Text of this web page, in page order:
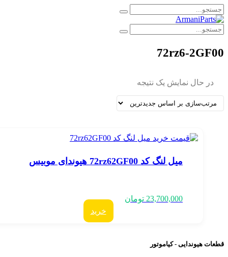
72rz6-
در حال نمایش یک نتیجه
میل لنگ کد 72rz62GF00 هیوندای موبیس
23,700,000 تومان
خرید
هیوندایی - کیاموتور